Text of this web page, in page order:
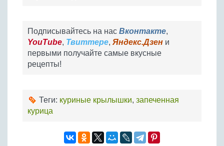
Подписывайтесь на нас Вконтакте,
YouTube, Твиттере, Яндекс.Дзен и
первыми получайте самые вкусные
рецепты!
Теги: куриные крылышки, запеченная
курица